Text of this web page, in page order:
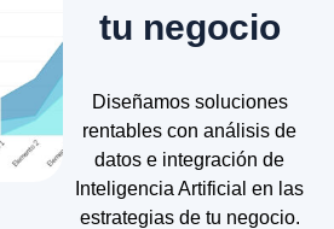
tu negocio
Diseñamos soluciones
rentables con análisis de
datos e integración de
Inteligencia Artificial en las
estrategias de tu negocio.